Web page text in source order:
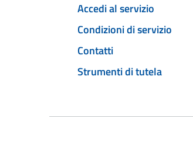
Accedi al servizio
Condizioni di servizio
Contatti
Strumenti di tutela